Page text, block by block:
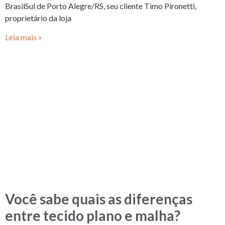
BrasilSul de Porto Alegre/RS, seu cliente Timo Pironetti,
proprietário da loja
Leia mais »
Você sabe quais as diferenças
entre tecido plano e malha?